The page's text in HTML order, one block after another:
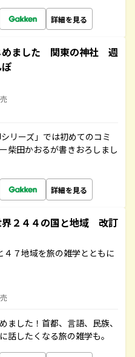
詳細を見る
めました 関東の神社 週
リーズ」では初めてのコミ
柴田かおるが書きおろしまし
詳細を見る
２４４の国と地域 改訂
４７地域を旅の雑学とともに
ました！首都、言語、民族、
話したくなる旅の雑学も。